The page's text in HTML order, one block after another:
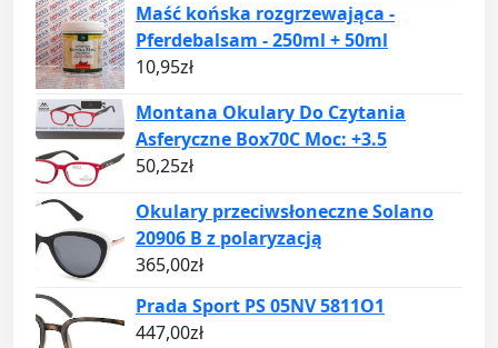
Maść końska rozgrzewająca -
Pferdebalsam - 250ml + 50ml
10,95zł
Montana Okulary Do Czytania
Asferyczne Box70C Moc: +3.5
50,25zł
Okulary przeciwsłoneczne Solano
20906 B z polaryzacją
365,00zł
Prada Sport PS 05NV 5811O1
447,00zł